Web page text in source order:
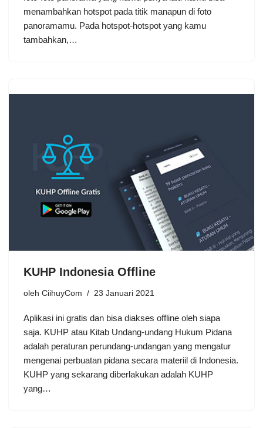
menambahkan hotspot pada titik manapun di foto
panoramamu. Pada hotspot-hotspot yang kamu
tambahkan,…
KUHP Indonesia Offline
oleh CiihuyCom 23 Januari 2021
Aplikasi ini gratis dan bisa diakses offline oleh siapa
saja. KUHP atau Kitab Undang-undang Hukum Pidana
adalah peraturan perundang-undangan yang mengatur
mengenai perbuatan pidana secara materiil di Indonesia.
KUHP yang sekarang diberlakukan adalah KUHP
yang…